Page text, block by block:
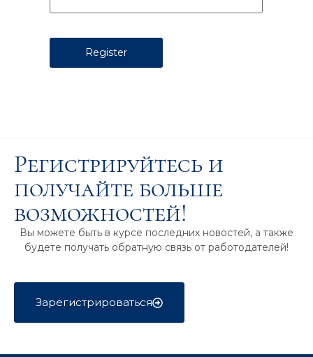
Регистрируйтесь и
получайте больше
возможностей!
Вы можете быть в курсе последних новостей, а также
будете получать обратную связь от работодателей!
Зарегистрироваться